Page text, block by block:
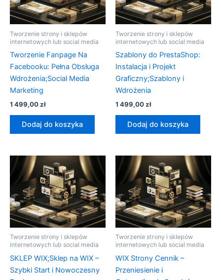
Tworzenie strony i sklepów
internetowych lub social media
Tworzenie Fanpage Na
Facebooku: Pełna Obsługa
Wdrożenia;Social Media
Marketing
1 499,00zł
Dodaj do koszyka
Tworzenie strony i sklepów
internetowych lub social media
Szablony do PrestaShop:
Instalacja i Projekt
Graficzny;Szablony i
Wdrożenia
1 499,00zł
Dodaj do koszyka
Tworzenie strony i sklepów
internetowych lub social media
SKLEP WIX;Sklep na WIX –
Szybki Start i Nowoczesny
Tworzenie strony i sklepów
internetowych lub social media
WIX Strony Cennik –
Przeniesienie i